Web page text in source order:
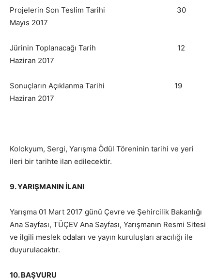
Projelerin Son Teslim Tarihi 30
Mayıs 2017
Jürinin Toplanacağı Tarih 12
Haziran 2017
Sonuçların Açıklanma Tarihi 19
Haziran 2017
Kolokyum, Sergi, Yarışma Ödül Töreninin tarihi ve yeri
ileri bir tarihte ilan edilecektir.
9. YARIŞMANIN İLANI
Yarışma 01 Mart 2017 günü Çevre ve Şehircilik Bakanlığı
Ana Sayfası, TÜÇEV Ana Sayfası, Yarışmanın Resmi Sitesi
ve ilgili meslek odaları ve yayın kuruluşları aracılığı ile
duyurulacaktır.
10.BAŞVURU